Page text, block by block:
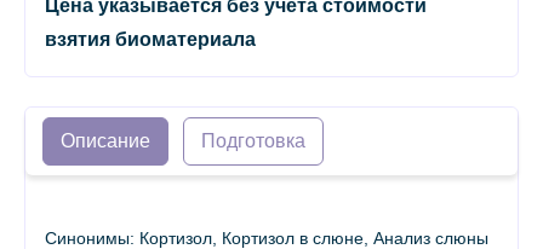
Цена указывается без учета стоимости
взятия биоматериала
Описание Подготовка
Синонимы: Кортизол, Кортизол в слюне, Анализ слюны